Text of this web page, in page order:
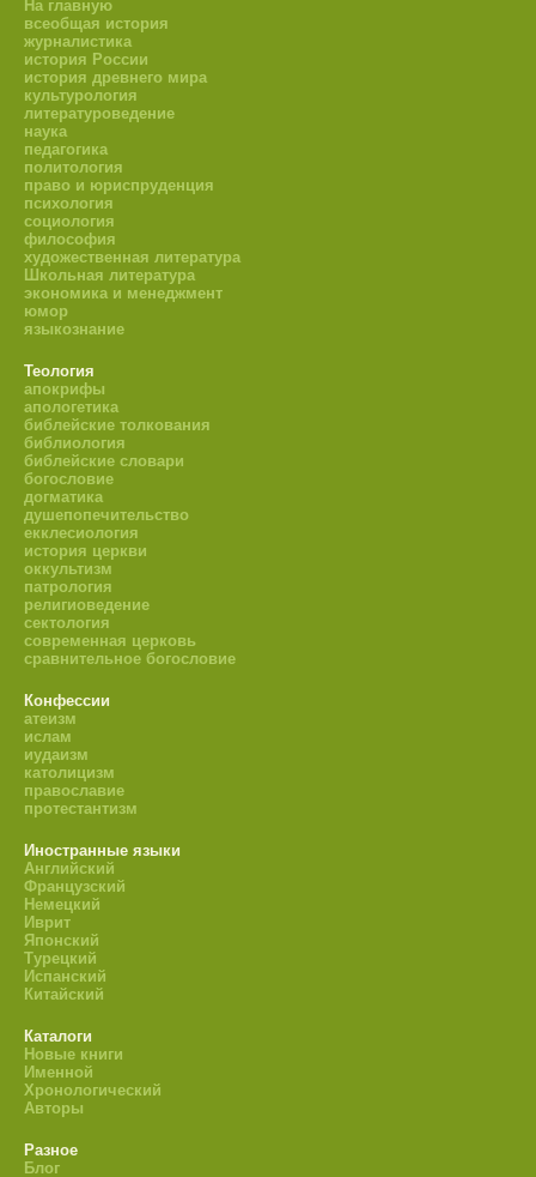
На главную
всеобщая история
журналистика
история России
история древнего мира
культурология
литературоведение
наука
педагогика
политология
право и юриспруденция
психология
социология
философия
художественная литература
Школьная литература
экономика и менеджмент
юмор
языкознание
Теология
апокрифы
апологетика
библейские толкования
библиология
библейские словари
богословие
догматика
душепопечительство
екклесиология
история церкви
оккультизм
патрология
религиоведение
сектология
современная церковь
сравнительное богословие
Конфессии
атеизм
ислам
иудаизм
католицизм
православие
протестантизм
Иностранные языки
Английский
Французский
Немецкий
Иврит
Японский
Турецкий
Испанский
Китайский
Каталоги
Новые книги
Именной
Хронологический
Авторы
Разное
Блог